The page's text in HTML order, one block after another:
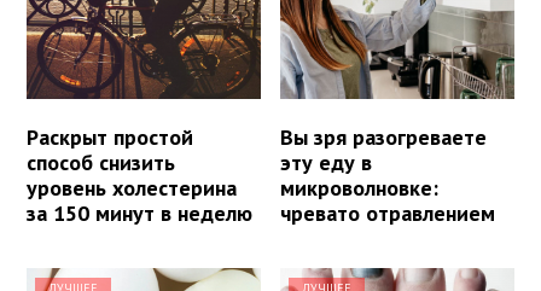
Раскрыт простой
способ снизить
уровень холестерина
за 150 минут в неделю
Вы зря разогреваете
эту еду в
микроволновке:
чревато отравлением
ЛУЧШЕЕ ЛУЧШЕЕ